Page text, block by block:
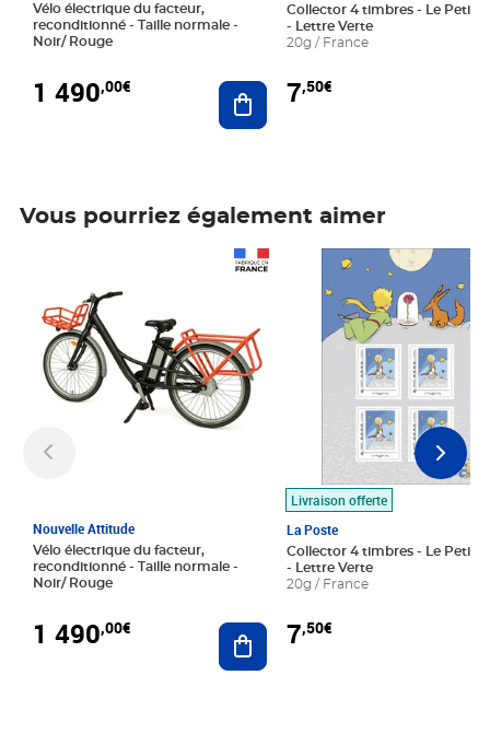
Vélo électrique du facteur,
reconditionné - Taille normale -
Noir/ Rouge
1 490,00€ Ajouter au panier
Collector 4 timbres - Le Petit
- Lettre Verte
20g / France
7,50€
Vous pourriez également aimer
Nouvelle Attitude
Vélo électrique du facteur,
reconditionné - Taille normale -
Noir/ Rouge
1 490,00€ Ajouter au panier
Livraison offerte
La Poste
Collector 4 timbres - Le Petit
- Lettre Verte
20g / France
7,50€
Prix 7,50€